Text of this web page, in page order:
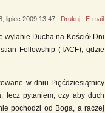
lipiec 2009 13:47 | Drukuj | E-mail
wylanie Ducha na Kościół Dni
Fellowship (TACF), gdzie
w dniu Pięćdziesiątnicy
lecz pytaniem, czy aby duch
pochodzi od Boga, a raczej